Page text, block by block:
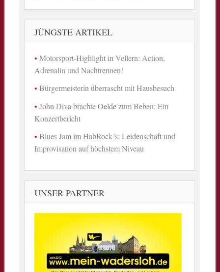
JÜNGSTE ARTIKEL
Motorsport-Highlight in Vellern: Action,
Adrenalin und Nachtrennen!
Bürgermeisterin überrascht mit Hausbesuch
John Diva brachte Oelde zum Beben: Ein
Konzertbericht
Blues Jam im HabRock´s: Leidenschaft und
Improvisation auf höchstem Niveau
UNSER PARTNER